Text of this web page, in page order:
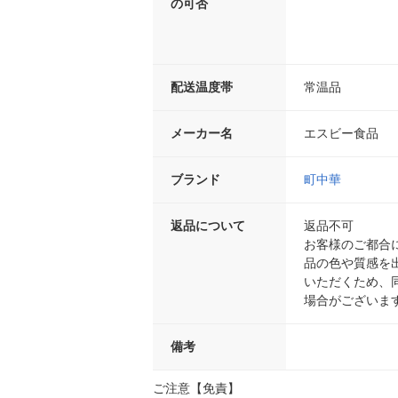
の可否
配送温度帯 常温品
メーカー名 エスビー食品
ブランド 町中華
返品について
返品不可
お客様のご都合
品の色や質感を
いただくため、
場合がございま
備考
ご注意【免責】